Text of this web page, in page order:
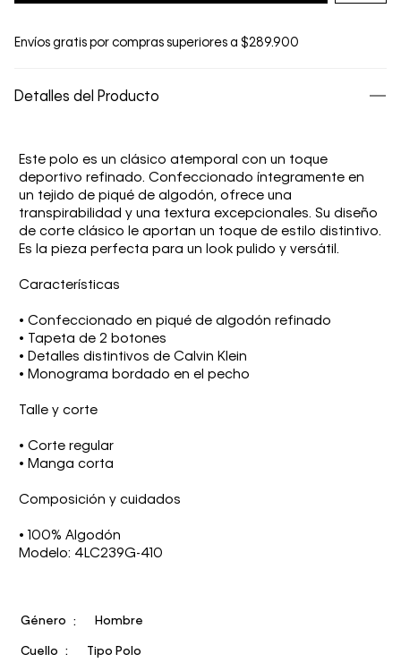
Envíos gratis por compras superiores a $289.900
Detalles del Producto
Este polo es un clásico atemporal con un toque
deportivo refinado. Confeccionado íntegramente en
un tejido de piqué de algodón, ofrece una
transpirabilidad y una textura excepcionales. Su diseño
de corte clásico le aportan un toque de estilo distintivo.
Es la pieza perfecta para un look pulido y versátil.
Características
• Confeccionado en piqué de algodón refinado
• Tapeta de 2 botones
• Detalles distintivos de Calvin Klein
• Monograma bordado en el pecho
Talle y corte
• Corte regular
• Manga corta
Composición y cuidados
• 100% Algodón
Modelo: 4LC239G-410
Género Hombre
Cuello Tipo Polo